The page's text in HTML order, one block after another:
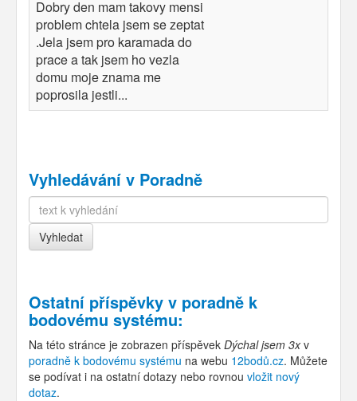
Dobry den mam takovy mensi
problem chtela jsem se zeptat
.Jela jsem pro karamada do
prace a tak jsem ho vezla
domu moje znama me
poprosila jestli...
Vyhledávání v Poradně
Ostatní příspěvky v poradně k
bodovému systému:
Na této stránce je zobrazen příspěvek Dýchal jsem 3xv
poradně k bodovému systému na webu 12bodů.cz. Můžete
se podívat i na ostatní dotazy nebo rovnou vložit nový
dotaz.